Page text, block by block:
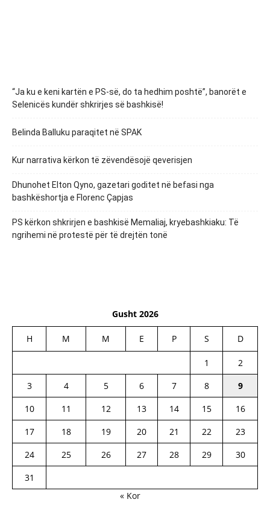
“Ja ku e keni kartën e PS-së, do ta hedhim poshtë”, banorët e
Selenicës kundër shkrirjes së bashkisë!
Belinda Balluku paraqitet në SPAK
Kur narrativa kërkon të zëvendësojë qeverisjen
Dhunohet Elton Qyno, gazetari goditet në befasi nga
bashkëshortja e Florenc Çapjas
PS kërkon shkrirjen e bashkisë Memaliaj, kryebashkiaku: Të
ngrihemi në protestë për të drejtën tonë
Gusht 2026
H M M E P S D
1
2
3
4 5 6 7 8
9
10
11 12 13 14 15
16
17
18 19 20 21 22
23
24
25 26 27 28 29
30
31
« Kor